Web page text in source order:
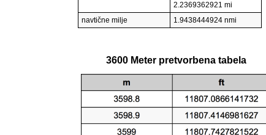
2.2369362921 mi
navtične milje
1.9438444924 nmi
3600 Meter pretvorbena tabela